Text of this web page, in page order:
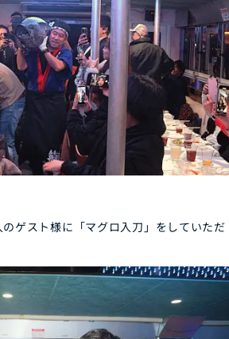
ゲスト様に「マグロ入刀」をしていただ